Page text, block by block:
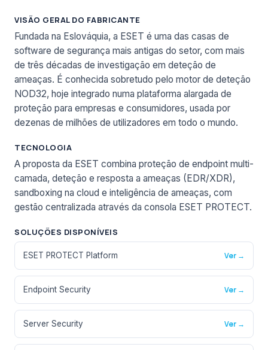
VISÃO GERAL DO FABRICANTE
Fundada na Eslováquia, a ESET é uma das casas de
software de segurança mais antigas do setor, com mais
de três décadas de investigação em deteção de
ameaças. É conhecida sobretudo pelo motor de deteção
NOD32, hoje integrado numa plataforma alargada de
proteção para empresas e consumidores, usada por
dezenas de milhões de utilizadores em todo o mundo.
TECNOLOGIA
A proposta da ESET combina proteção de endpoint multi-
camada, deteção e resposta a ameaças (EDR/XDR),
sandboxing na cloud e inteligência de ameaças, com
gestão centralizada através da consola ESET PROTECT.
SOLUÇÕES DISPONÍVEIS
ESET PROTECT Platform Ver →
Endpoint Security Ver →
Server Security Ver →